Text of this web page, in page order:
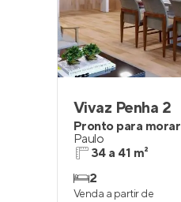
Vivaz Penha 2
Pronto para morar
Paulo
34 a 41 m²
2
Venda a partir de